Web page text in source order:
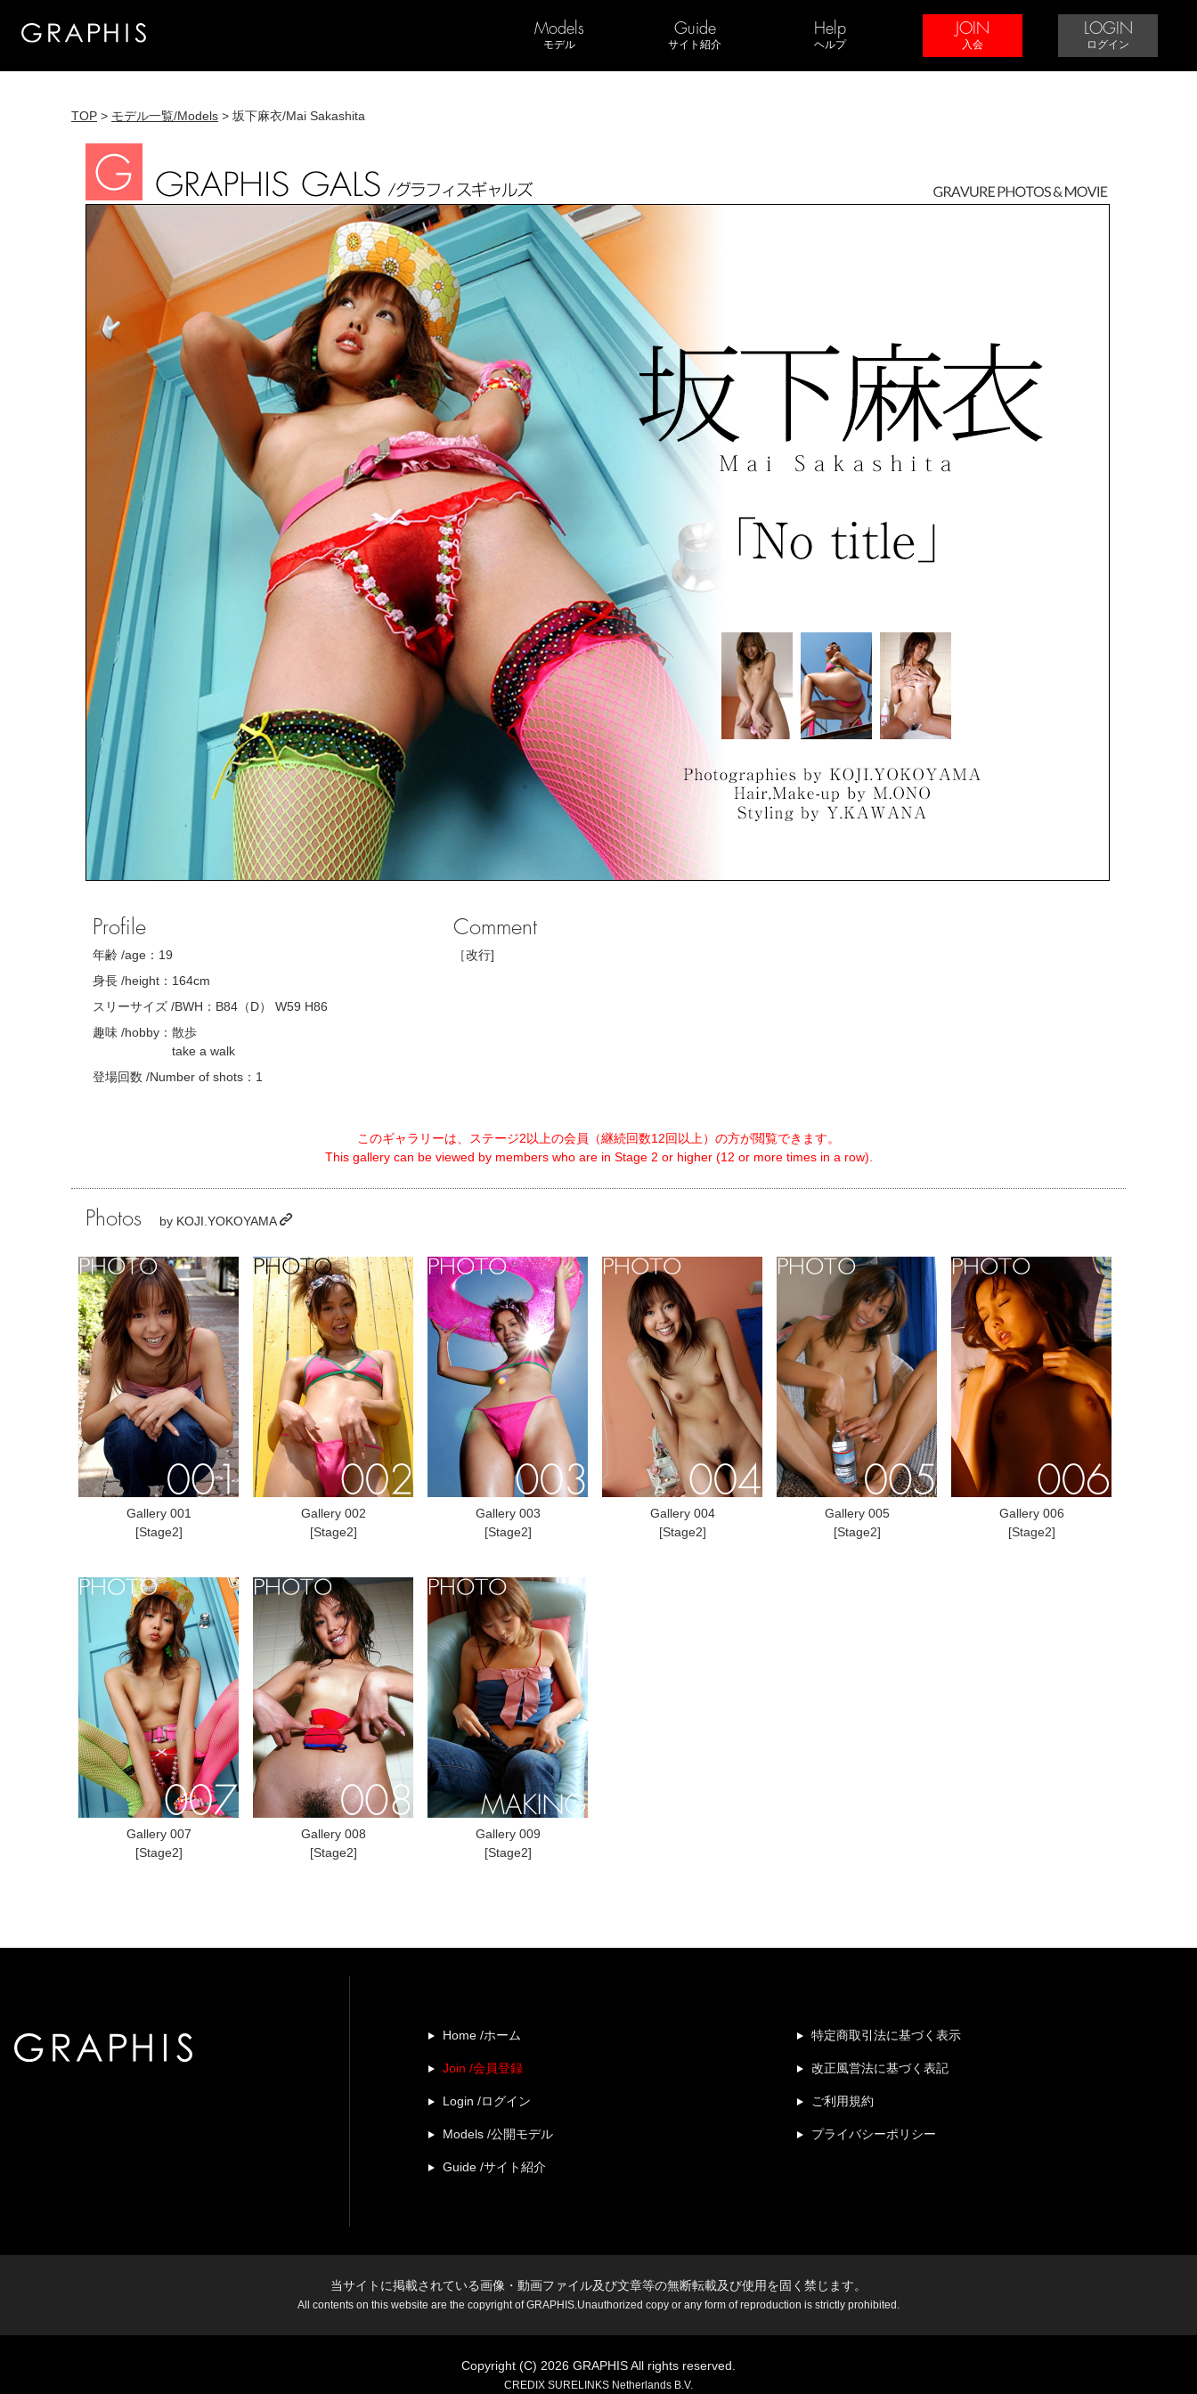
Models
モデル
Guide
サイト紹介
Help
ヘルプ
JOIN
入会
LOGIN
ログイン
TOP > モデル一覧/Models > 坂下麻衣/Mai Sakashita
Profile
年齢 /age： 19
身長 /height： 164cm
スリーサイズ /BWH： B84（D） W59 H86
趣味 /hobby： 散歩
take a walk
登場回数 /Number of shots： 1
Comment
［改行]
このギャラリーは、ステージ2以上の会員（継続回数12回以上）の方が閲覧できます。
This gallery can be viewed by members who are in Stage 2 or higher (12 or more times in a row).
Photos by KOJI.YOKOYAMA
Gallery 001
[Stage2]
Gallery 002
[Stage2]
Gallery 003
[Stage2]
Gallery 004
[Stage2]
Gallery 005
[Stage2]
Gallery 006
[Stage2]
Gallery 007
[Stage2]
Gallery 008
[Stage2]
Gallery 009
[Stage2]
Home /ホーム
Join /会員登録
Login /ログイン
Models /公開モデル
Guide /サイト紹介
特定商取引法に基づく表示
改正風営法に基づく表記
ご利用規約
プライバシーポリシー
当サイトに掲載されている画像・動画ファイル及び文章等の無断転載及び使用を固く禁じます。
All contents on this website are the copyright of GRAPHIS.Unauthorized copy or any form of reproduction is strictly prohibited.
Copyright (C) 2026 GRAPHIS All rights reserved.
CREDIX SURELINKS Netherlands B.V.